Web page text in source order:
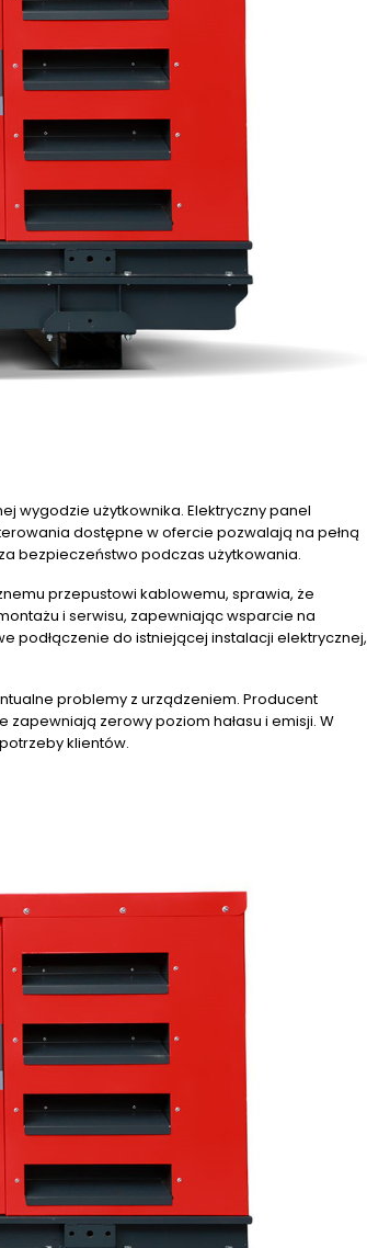
wygodzie użytkownika. Elektryczny panel
dostępne w ofercie pozwalają na pełną
bezpieczeństwo podczas użytkowania.
przepustowi kablowemu, sprawia, że
i serwisu, zapewniając wsparcie na
podłączenie do istniejącej instalacji elektrycznej,
problemy z urządzeniem. Producent
zerowy poziom hałasu i emisji. W
klientów.